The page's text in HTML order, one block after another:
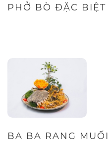
PHỞ BÒ ĐẶC BIỆT
BA BA RANG MUỐI